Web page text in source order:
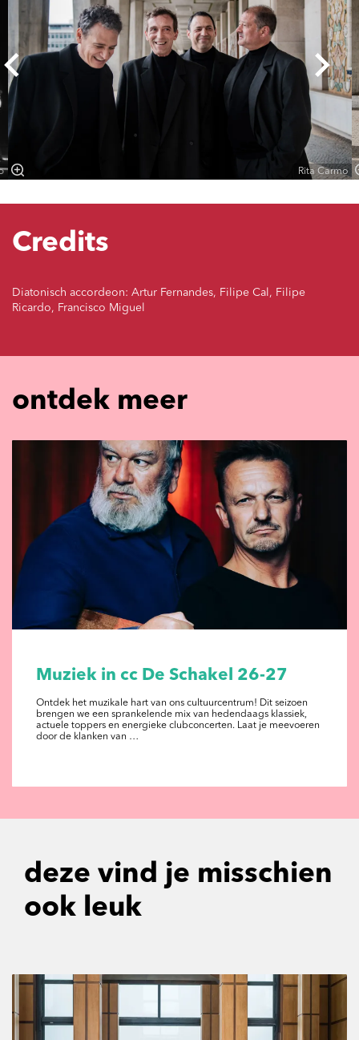
Rita Carmo
Credits
Diatonisch accordeon: Artur Fernandes, Filipe Cal, Filipe
Ricardo, Francisco Miguel
ontdek meer
Muziek in cc De Schakel 26-27
Ontdek het muzikale hart van ons cultuurcentrum! Dit seizoen
brengen we een sprankelende mix van hedendaags klassiek,
actuele toppers en energieke clubconcerten. Laat je meevoeren
door de klanken van …
deze vind je misschien
ook leuk